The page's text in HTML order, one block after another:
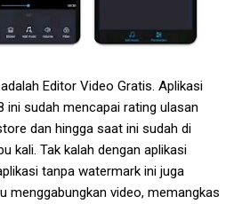
Editor Video Gratis. Aplikasi
ini sudah mencapai rating ulasan
dan hingga saat ini sudah di
kali. Tak kalah dengan aplikasi
tanpa watermark ini juga
menggabungkan video, memangkas